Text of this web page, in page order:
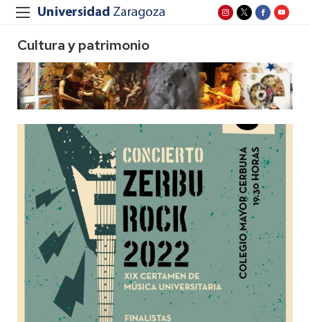
Cultura y patrimonio